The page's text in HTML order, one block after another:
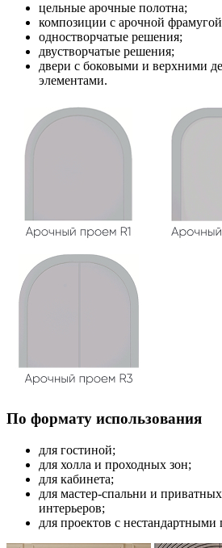
цельные арочные полотна;
композиции с арочной
одностворчатые решения;
двустворчатые решения;
двери с боковыми и верхними
элементами.
По формату использования
для гостиной;
для холла и проходных зон;
для кабинета;
для мастер-спальни и приватных
интерьеров;
для проектов с нестандартными